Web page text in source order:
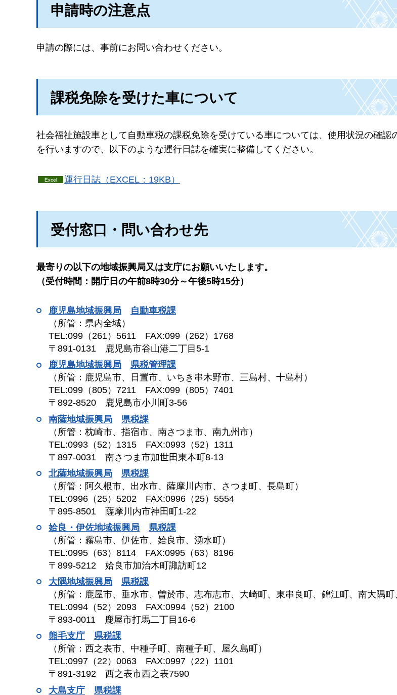
申請時の注意点
申請の際には、事前にお問い合わせください。
課税免除を受けた車について
社会福祉施設車として自動車税の課税免除を受けている車については、使用状況の確認
を行いますので、以下のような運行日誌を確実に整備してください。
運行日誌（EXCEL：19KB）
受付窓口・問い合わせ先
最寄りの以下の地域振興局又は支庁にお願いいたします。
（受付時間：開庁日の午前8時30分～午後5時15分）
鹿児島地域振興局 自動車税課
（所管：県内全域）
TEL:099（261）5611
FAX:099（262）1768
〒891-0131
鹿児島市谷山港二丁目5-1
鹿児島地域振興局
県税管理課
（所管：鹿児島市、日置市、いちき串木野市、三島村、十島村）
TEL:099（805）7211
FAX:099（805）7401
〒892-8520
鹿児島市小川町3-56
南薩地域振興局
県税課
（所管：枕崎市、指宿市、南さつま市、南九州市）
TEL:0993（52）1315
FAX:0993（52）1311
〒897-0031
南さつま市加世田東本町8-13
北薩地域振興局
県税課
（所管：阿久根市、出水市、薩摩川内市、さつま町、長島町）
TEL:0996（25）5202
FAX:0996（25）5554
〒895-8501
薩摩川内市神田町1-22
姶良・伊佐地域振興局
県税課
（所管：霧島市、伊佐市、姶良市、湧水町）
TEL:0995（63）8114
FAX:0995（63）8196
〒899-5212
姶良市加治木町諏訪町12
大隅地域振興局
県税課
（所管：鹿屋市、垂水市、曽於市、志布志市、大崎町、東串良町、錦江町、南大隅町
TEL:0994（52）2093
FAX:0994（52）2100
〒893-0011
鹿屋市打馬二丁目16-6
熊毛支庁
県税課
（所管：西之表市、中種子町、南種子町、屋久島町）
TEL:0997（22）0063
FAX:0997（22）1101
〒891-3192
西之表市西之表7590
大島支庁
県税課